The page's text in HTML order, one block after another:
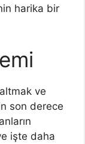
harika bir
ve
son derece
işte daha